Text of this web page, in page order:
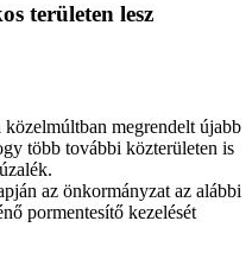
területen lesz
megrendelt újabb
több további közterületen is
az önkormányzat az alábbi
pormentesítő kezelését